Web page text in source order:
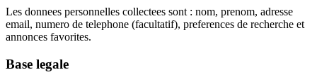
Les donnees personnelles collectees sont : nom, prenom, adresse
email, numero de telephone (facultatif), preferences de recherche et
annonces favorites.
Base legale